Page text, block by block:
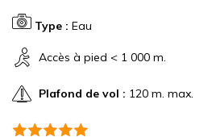
Type : Eau
Accès à pied < 1 000 m.
Plafond de vol : 120 m. max.